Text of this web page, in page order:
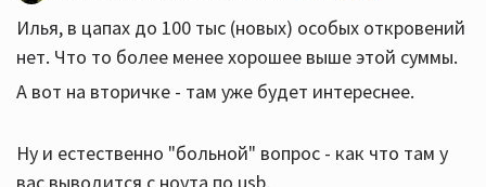
Илья, в цапах до 100 тыс (новых) особых откровений
нет. Что то более менее хорошее выше этой суммы.
А вот на вторичке - там уже будет интереснее.
Ну и естественно "больной" вопрос - как что там у